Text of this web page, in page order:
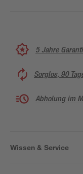
5 Jahre
Sorglos, 90
Abholung im
Wissen & Service